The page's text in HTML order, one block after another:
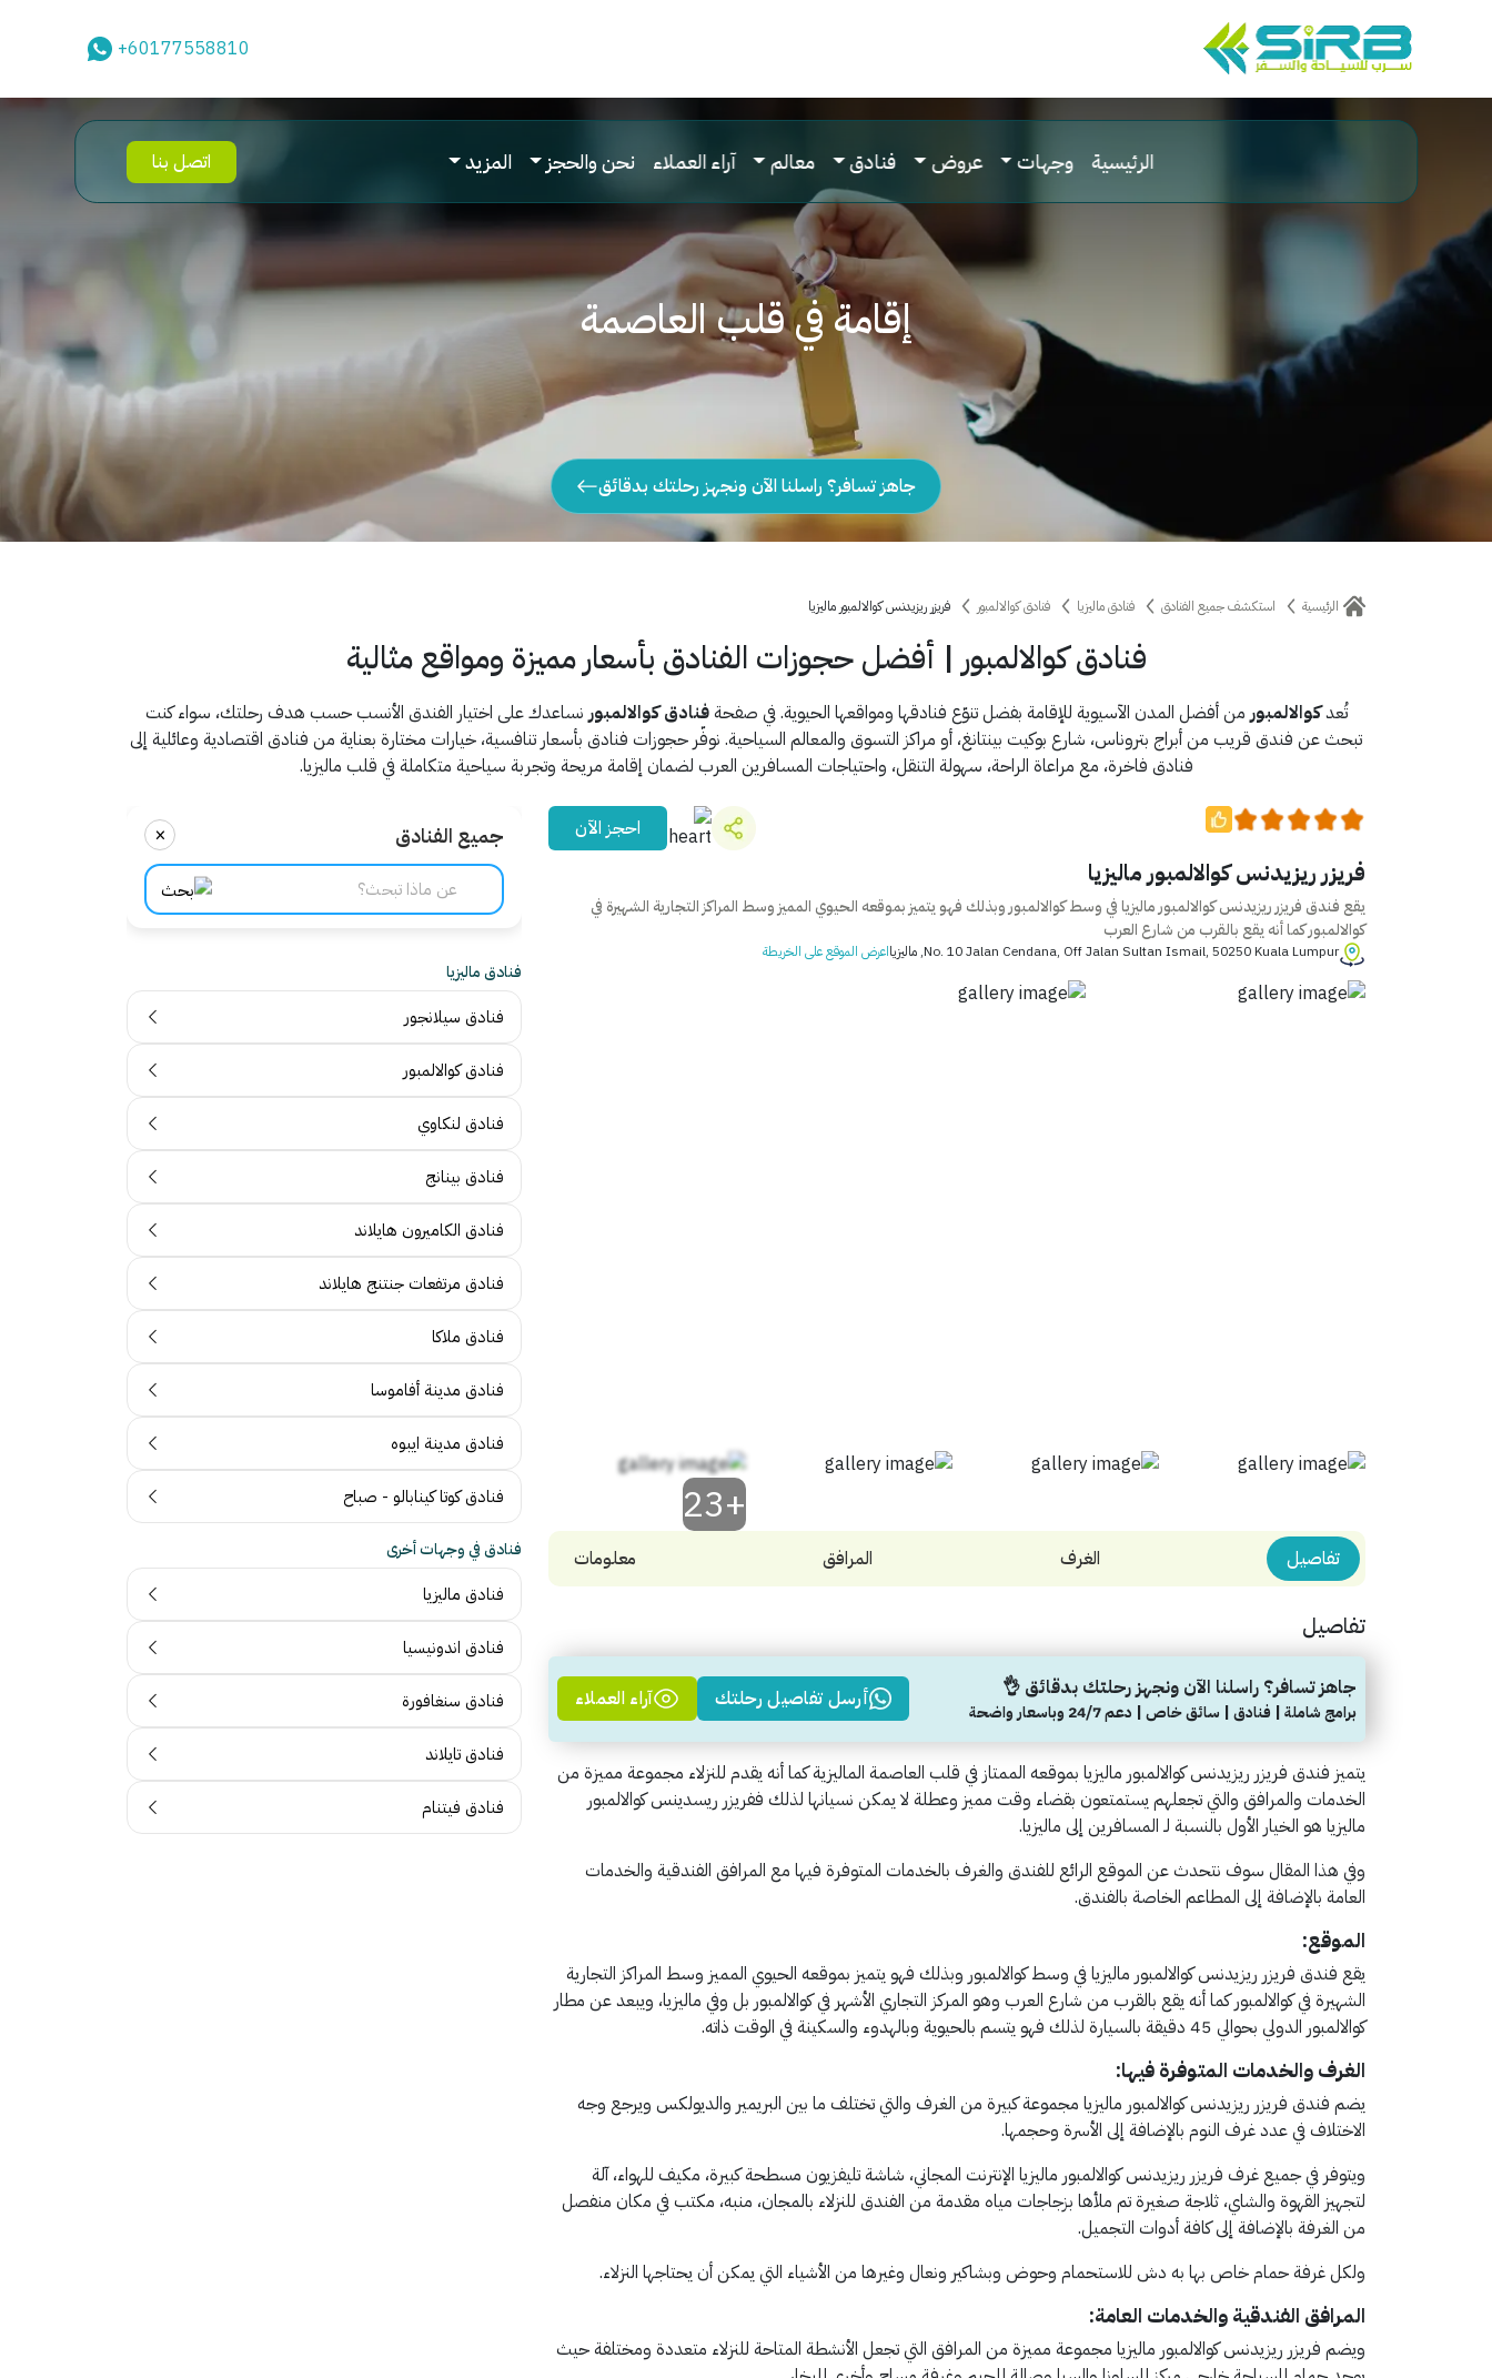
+60177558810
الرئيسية وجهات عروض فنادق معالم آراء العملاء نحن والحجز المزيد اتصل بنا
إقامة في قلب العاصمة
جاهز تسافر؟ راسلنا الآن ونجهز رحلتك بدقائق
الرئيسية استكشف جميع الفنادق فنادق ماليزيا فنادق كوالالمبور فريزر ريزيدنس كوالالمبور ماليزيا
فنادق كوالالمبور | أفضل حجوزات الفنادق بأسعار مميزة ومواقع مثالية
تُعدكوالالمبورمن أفضل المدن الآسيوية للإقامة بفضل تنوّع فنادقها ومواقعها الحيوية. في صفحةفنادق كوالالمبورنساعدك على اختيار الفندق الأنسب حسب هدف رحلتك، سواء كنت
تبحث عن فندق قريب من أبراج بتروناس، شارع بوكيت بينتانغ، أو مراكز التسوق والمعالم السياحية. نوفّر حجوزات فنادق بأسعار تنافسية، خيارات مختارة بعناية من فنادق اقتصادية وعائلية إلى
فنادق فاخرة، مع مراعاة الراحة، سهولة التنقل، واحتياجات المسافرين العرب لضمان إقامة مريحة وتجربة سياحية متكاملة في قلب ماليزيا.
احجز الآن
فريزر ريزيدنس كوالالمبور ماليزيا
يقع فندق فريزر ريزيدنس كوالالمبور ماليزيا في وسط كوالالمبور وبذلك فهو يتميز بموقعه الحيوي المميز وسط المراكز التجارية الشهيرة في
كوالالمبور كما أنه يقع بالقرب من شارع العرب
No. 10 Jalan Cendana, Off Jalan Sultan Ismail, 50250 Kuala Lumpur, ماليزيا اعرض الموقع على الخريطة
+23
تفاصيل الغرف المرافق معلومات
تفاصيل
جاهز تسافر؟ راسلنا الآن ونجهز رحلتك بدقائق 👌
برامج شاملة | فنادق | سائق خاص | دعم 24/7 وباسعار واضحة أرسل تفاصيل رحلتك آراء العملاء
يتميز فندق فريزر ريزيدنس كوالالمبور ماليزيا بموقعه الممتاز في قلب العاصمة الماليزية كما أنه يقدم للنزلاء مجموعة مميزة من
الخدمات والمرافق والتي تجعلهم يستمتعون بقضاء وقت مميز وعطلة لا يمكن نسيانها لذلك ففريزر ريسدينس كوالالمبور
ماليزيا هو الخيار الأول بالنسبة لـ المسافرين إلى ماليزيا.
وفي هذا المقال سوف نتحدث عن الموقع الرائع للفندق والغرف بالخدمات المتوفرة فيها مع المرافق الفندقية والخدمات
العامة بالإضافة إلى المطاعم الخاصة بالفندق.
الموقع:
يقع فندق فريزر ريزيدنس كوالالمبور ماليزيا في وسط كوالالمبور وبذلك فهو يتميز بموقعه الحيوي المميز وسط المراكز التجارية
الشهيرة في كوالالمبور كما أنه يقع بالقرب من شارع العرب وهو المركز التجاري الأشهر في كوالالمبور بل وفي ماليزيا، ويبعد عن مطار
كوالالمبور الدولي بحوالي 45 دقيقة بالسيارة لذلك فهو يتسم بالحيوية وبالهدوء والسكينة في الوقت ذاته.
الغرف والخدمات المتوفرة فيها:
يضم فندق فريزر ريزيدنس كوالالمبور ماليزيا مجموعة كبيرة من الغرف والتي تختلف ما بين البريمير والديولكس ويرجع وجه
الاختلاف في عدد غرف النوم بالإضافة إلى الأسرة وحجمها.
ويتوفر في جميع غرف فريزر ريزيدنس كوالالمبور ماليزيا الإنترنت المجاني، شاشة تليفزيون مسطحة كبيرة، مكيف للهواء، آلة
لتجهيز القهوة والشاي، ثلاجة صغيرة تم ملأها بزجاجات مياه مقدمة من الفندق للنزلاء بالمجان، منبه، مكتب في مكان منفصل
من الغرفة بالإضافة إلى كافة أدوات التجميل.
ولكل غرفة حمام خاص بها به دش للاستحمام وحوض وبشاكير ونعال وغيرها من الأشياء التي يمكن أن يحتاجها النزلاء.
المرافق الفندقية والخدمات العامة:
ويضم فريزر ريزيدنس كوالالمبور ماليزيا مجموعة مميزة من المرافق التي تجعل الأنشطة المتاحة للنزلاء متعددة ومختلفة حيث
جميع الفنادق ×
فنادق ماليزيا
فنادق سيلانجور
فنادق كوالالمبور
فنادق لنكاوي
فنادق بينانج
فنادق الكاميرون هايلاند
فنادق مرتفعات جنتنج هايلاند
فنادق ملاكا
فنادق مدينة أفاموسا
فنادق مدينة ايبوه
فنادق كوتا كينابالو - صباح
فنادق في وجهات أخرى
فنادق ماليزيا
فنادق اندونيسيا
فنادق سنغافورة
فنادق تايلاند
فنادق فيتنام